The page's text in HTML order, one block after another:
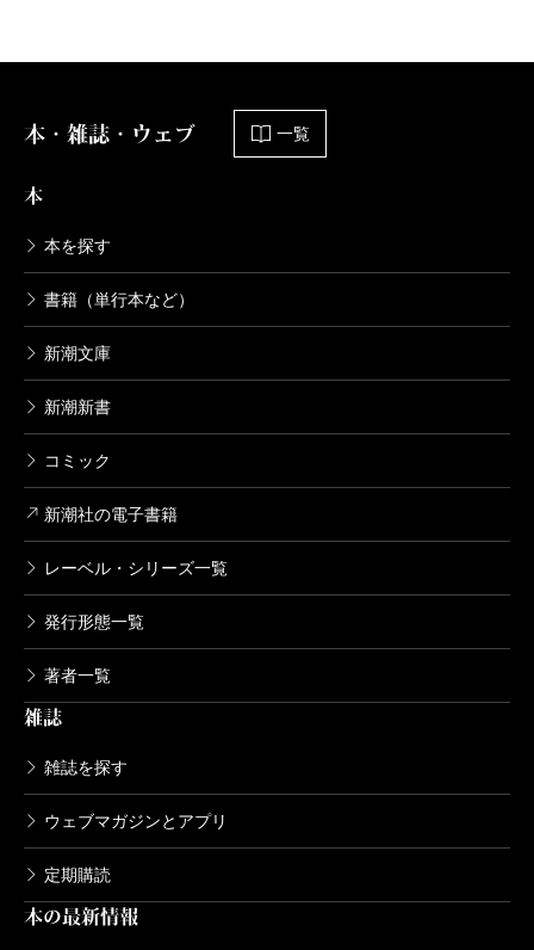
本・雑誌・ウェブ 一覧
本
本を探す
書籍（単行本など）
新潮文庫
新潮新書
コミック
新潮社の電子書籍
レーベル・シリーズ一覧
発行形態一覧
著者一覧
雑誌
雑誌を探す
ウェブマガジンとアプリ
定期購読
本の最新情報